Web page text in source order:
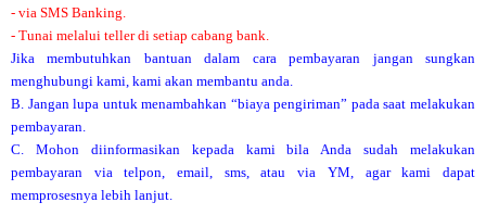
- via SMS Banking.
- Tunai melalui teller di setiap cabang bank.
Jika membutuhkan bantuan dalam cara pembayaran jangan sungkan
menghubungi kami, kami akan membantu anda.
B. Jangan lupa untuk menambahkan “biaya pengiriman” pada saat melakukan
pembayaran.
C. Mohon diinformasikan kepada kami bila Anda sudah melakukan
pembayaran via telpon, email, sms, atau via YM, agar kami dapat
memprosesnya lebih lanjut.